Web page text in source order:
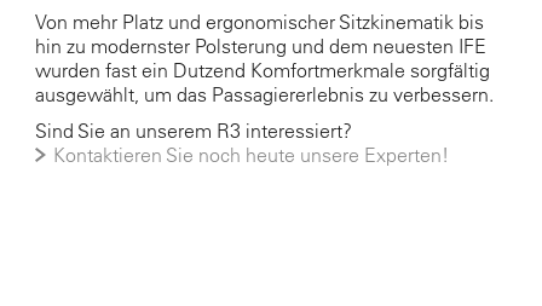
Von mehr Platz und ergonomischer Sitzkinematik bis
hin zu modernster Polsterung und dem neuesten IFE
wurden fast ein Dutzend Komfortmerkmale sorgfältig
ausgewählt, um das Passagiererlebnis zu verbessern.
Sind Sie an unserem R3 interessiert?
Kontaktieren Sie noch heute unsere Experten!